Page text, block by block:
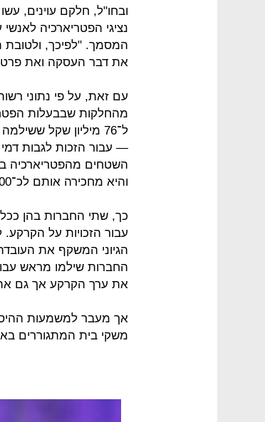
ובחו"ל, חלקם עוינים,
נציגי הפטריארכיה
המסמך. "לפיכך, ולטובת
את דבר העסקה ואת
עם זאת, על פי נתוני
— עבור הזכות לגבות
והיא מחכירה אותם לכ־1,500 משקי בית המתגוררים שם בחכירת משנה.
עבור הזכויות על הקרקע.
החברות שילמו מראש
את ערך הקרקע אך גם
אך מעבר למשמעות
משקי בית המתגוררים